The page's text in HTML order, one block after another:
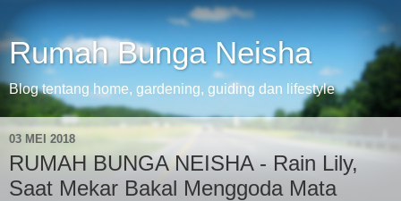
Rumah Bunga Neisha
Blog tentang home, gardening, guiding dan lifestyle
03 MEI 2018
RUMAH BUNGA NEISHA - Rain Lily,
Saat Mekar Bakal Menggoda Mata